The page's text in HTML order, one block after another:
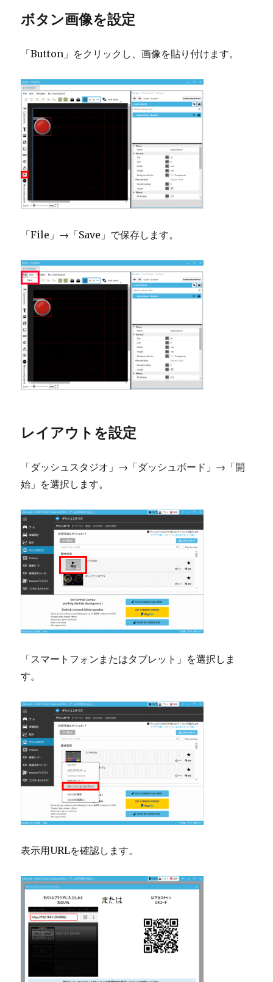
ボタン画像を設定
「Button」をクリックし、画像を貼り付けます。
「File」→「Save」で保存します。
レイアウトを設定
「ダッシュスタジオ」→「ダッシュボード」→「開
始」を選択します。
「スマートフォンまたはタブレット」を選択しま
す。
表示用URLを確認します。